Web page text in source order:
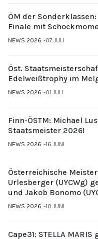
ÖM der Sonderklassen:
Finale mit
NEWS 2026 07.JULI
Öst.
Edelweißtrophy im
NEWS 2026 01.JULI
Finn-ÖSTM: Michael
Staatsmeister 2026!
NEWS 2026 16.JUNI
Österreichische
Urlesberger (UYCWg)
und Jakob Bonomo
Gubi (UYCMo)
NEWS 2026 10.JUNI
Cape31: STELLA